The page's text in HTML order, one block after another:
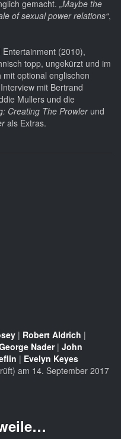
gemacht. „Maybe the
of sexual power relations“,
Entertainment (2010),
topp, ungekürzt und im
optional englischen
mit Bertrand
Mullers und die
Creating The Prowler und
als Extras.
| Robert Aldrich |
Nader| John
| Evelyn Keyes
am 14. September 2017